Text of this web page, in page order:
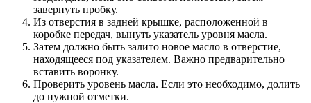
завернуть пробку.
Из отверстия в задней крышке, расположенной в
коробке передач, вынуть указатель уровня масла.
Затем должно быть залито новое масло в отверстие,
находящееся под указателем. Важно предварительно
вставить воронку.
Проверить уровень масла. Если это необходимо, долить
до нужной отметки.